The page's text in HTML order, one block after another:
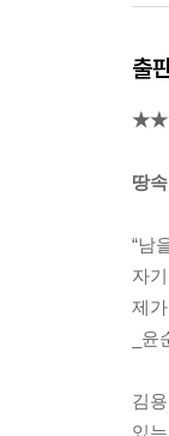
관
어
들
그
심
---
삼
출
★★★
땅
“남
자
제
_
김